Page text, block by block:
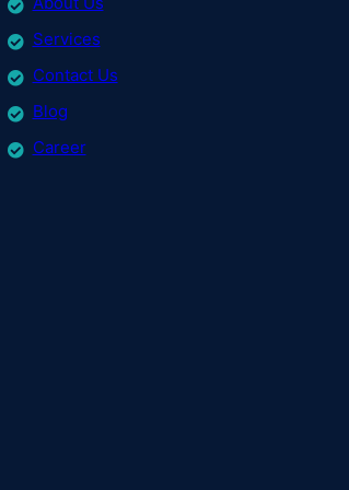
Services
Contact Us
Blog
Career